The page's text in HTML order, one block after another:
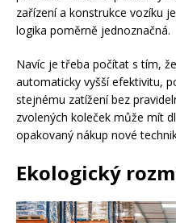
zařízení a konstrukce vozíku
logika poměrně jednoznačná.
Navíc je třeba počítat s tím,
automaticky vyšší efektivitu,
stejnému zatížení bez
zvolených koleček může mít
opakovaný nákup nové
Ekologický